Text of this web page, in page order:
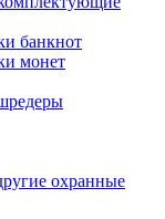
банкнот
монет
охранные